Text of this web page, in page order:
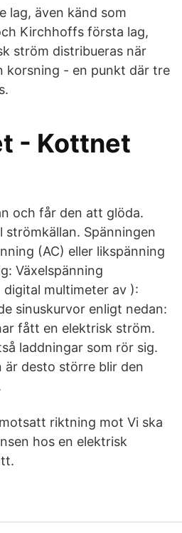
lag, även känd som
Kirchhoffs första lag,
ström distribueras när
korsning - en punkt där tre
- Kottnet
och får den att glöda.
Spänningen
(AC) eller likspänning
Växelspänning
digital multimeter av ):
sinuskurvor enligt nedan:
fått en elektrisk ström.
laddningar som rör sig.
är desto större blir den
riktning mot Vi ska
hos en elektrisk